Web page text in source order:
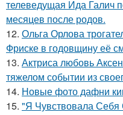
телеведущая Ида Галич
месяцев после родов.
12. Ольга Орлова
Фриске в годовщину её
13. Актриса любовь
тяжелом событии из
14. Новые фото дафни
15. "Я Чувствовала